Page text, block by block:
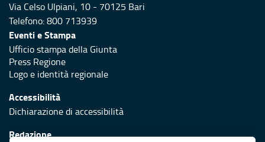
Via Celso Ulpiani, 10 - 70125 Bari
Telefono: 800 713939
Eventi e Stampa
Ufficio stampa della Giunta
Press Regione
Logo e identità regionale
Accessibilità
Dichiarazione di accessibilità
Redazione